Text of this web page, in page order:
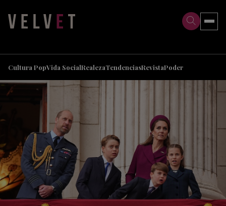
Cultura PopVida SocialRealezaTendenciasRevistaPoder